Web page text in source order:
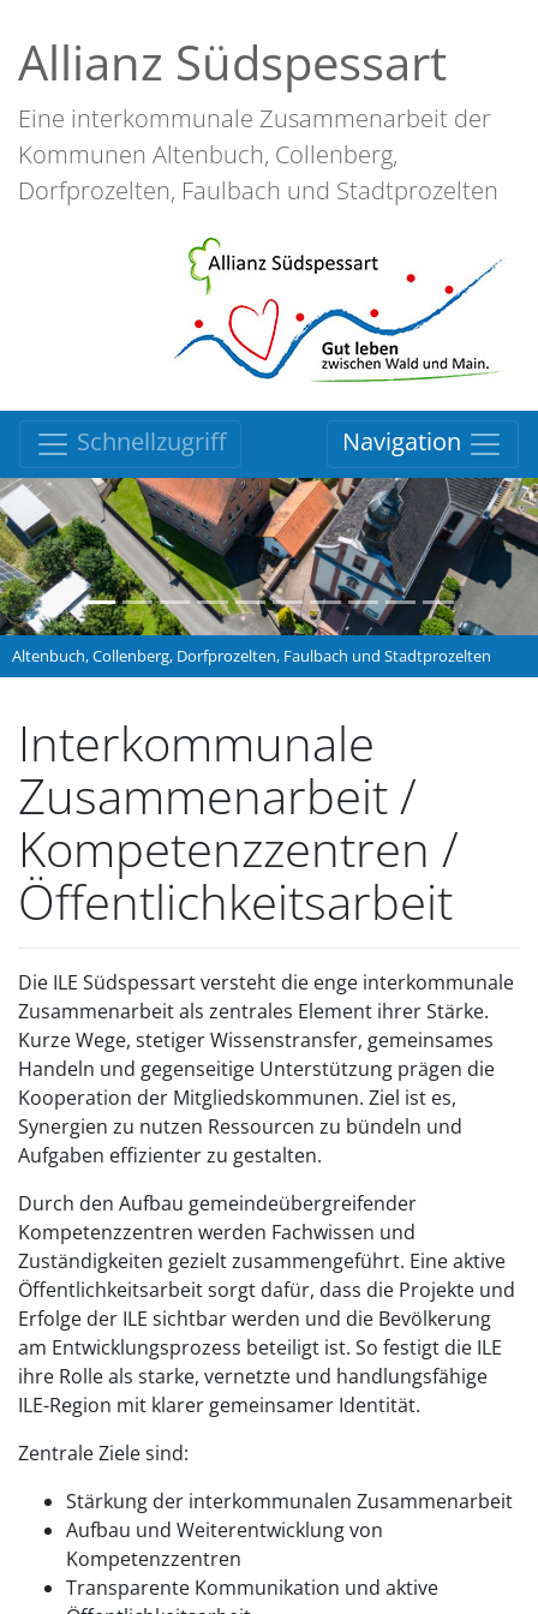
Allianz Südspessart
Eine interkommunale Zusammenarbeit der
Kommunen Altenbuch, Collenberg,
Dorfprozelten, Faulbach und Stadtprozelten
Schnellzugriff Navigation
Altenbuch, Collenberg, Dorfprozelten, Faulbach und Stadtprozelten
Interkommunale
Zusammenarbeit /
Kompetenzzentren /
Öffentlichkeitsarbeit
Die ILE Südspessart versteht die enge interkommunale
Zusammenarbeit als zentrales Element ihrer Stärke.
Kurze Wege, stetiger Wissenstransfer, gemeinsames
Handeln und gegenseitige Unterstützung prägen die
Kooperation der Mitgliedskommunen. Ziel ist es,
Synergien zu nutzen Ressourcen zu bündeln und
Aufgaben effizienter zu gestalten.
Durch den Aufbau gemeindeübergreifender
Kompetenzzentren werden Fachwissen und
Zuständigkeiten gezielt zusammengeführt. Eine aktive
Öffentlichkeitsarbeit sorgt dafür, dass die Projekte und
Erfolge der ILE sichtbar werden und die Bevölkerung
am Entwicklungsprozess beteiligt ist. So festigt die ILE
ihre Rolle als starke, vernetzte und handlungsfähige
ILE-Region mit klarer gemeinsamer Identität.
Zentrale Ziele sind:
Stärkung der interkommunalen Zusammenarbeit
Aufbau und Weiterentwicklung von
Kompetenzzentren
Transparente Kommunikation und aktive